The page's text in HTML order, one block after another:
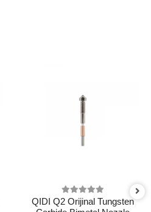
QIDI Q2 Orijinal Tungsten